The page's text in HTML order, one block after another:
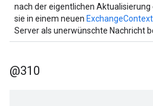
nach der eigentlichen
sie in einem neuen ExchangeContext
Server als unerwünschte Nachricht
@310